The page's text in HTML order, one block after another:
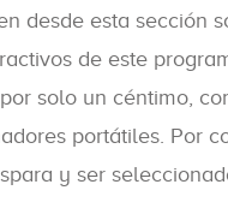
desde esta sección
de este
solo un céntimo,
portátiles. Por
y ser